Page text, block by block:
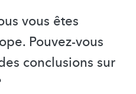
vous êtes
Pouvez-vous
conclusions sur